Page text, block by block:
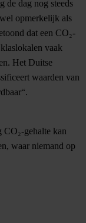
de dag nog steeds
opmerkelijk als
dat een CO₂-
vaak
Het Duitse
waarden van
CO₂-gehalte kan
waar niemand op